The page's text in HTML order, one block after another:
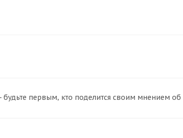
первым, кто поделится своим мнением об